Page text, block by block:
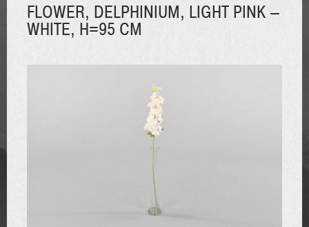
FLOWER, DELPHINIUM, LIGHT PINK –
WHITE, H=95 CM